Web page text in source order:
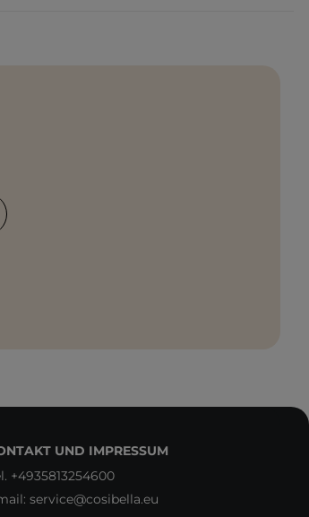
UND IMPRESSUM
+4935813254600
service@cosibella.eu